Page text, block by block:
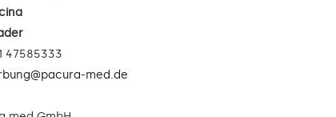
47585333
med.de